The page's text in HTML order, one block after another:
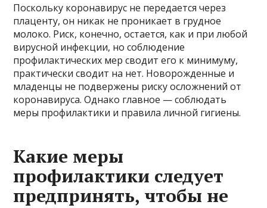
Поскольку коронавирус не передается через
плаценту, он никак не проникает в грудное
молоко. Риск, конечно, остается, как и при любой
вирусной инфекции, но соблюдение
профилактических мер сводит его к минимуму,
практически сводит на нет. Новорожденные и
младенцы не подвержены риску осложнений от
коронавируса. Однако главное — соблюдать
меры профилактики и правила личной гигиены.
Какие меры
профилактики следует
предпринять, чтобы не